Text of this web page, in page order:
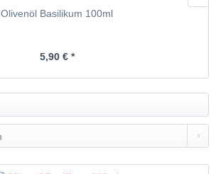
Olivenöl Basilikum 100ml
5,90 € *